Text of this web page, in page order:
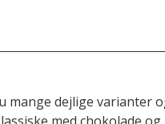
mange dejlige varianter